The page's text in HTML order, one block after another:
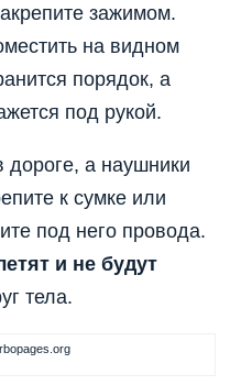
зажимом.
на видном
порядок, а
под рукой.
а наушники
к сумке или
под него провода.
и не будут
тела.